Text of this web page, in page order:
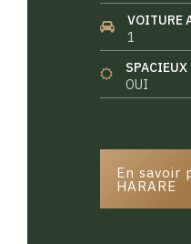
VOITURE
1
OUI
En savoir
HARARE